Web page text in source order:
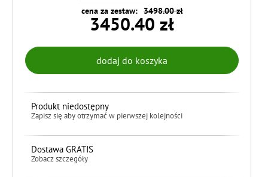
3498.00 zł
cena za zestaw:
3450.40 zł
Produkt niedostępny
Zapisz się aby otrzymać w pierwszej kolejności
Dostawa GRATIS
Zobacz szczegóły